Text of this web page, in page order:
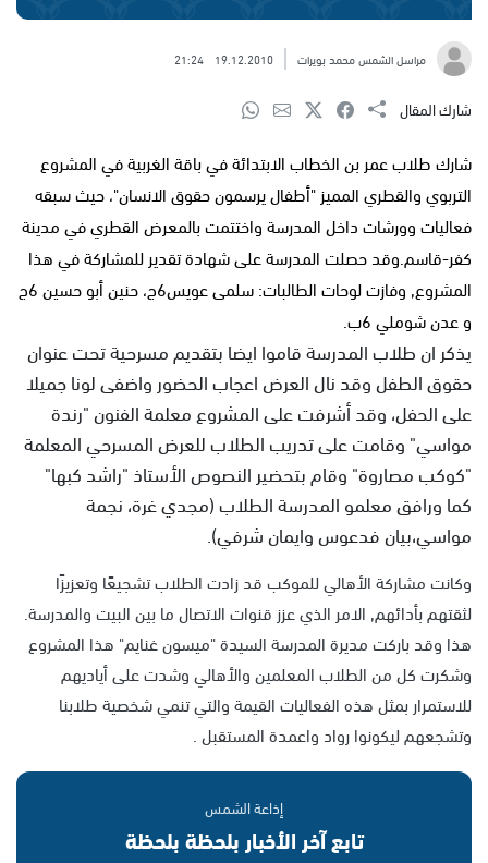
مراسل الشمس محمد بويرات 19.12.2010
21:24
شارك المقال
شارك طلاب عمر بن الخطاب الابتدائة في باقة الغربية في المشروع
التربوي والقطري المميز "أطفال يرسمون حقوق الانسان"، حيث سبقه
فعاليات وورشات داخل المدرسة واختتمت بالمعرض القطري في مدينة
كفر-قاسم.وقد حصلت المدرسة على شهادة تقدير للمشاركة في هذا
المشروع, وفازت لوحات الطالبات: سلمى عويس6ج، حنين أبو حسين 6ج
و عدن شوملي 6ب.
يذكر ان طلاب المدرسة قاموا ايضا بتقديم مسرحية تحت عنوان
حقوق الطفل وقد نال العرض اعجاب الحضور واضفى لونا جميلا
على الحفل، وقد أشرفت على المشروع معلمة الفنون "رندة
مواسي" وقامت على تدريب الطلاب للعرض المسرحي المعلمة
"كوكب مصاروة" وقام بتحضير النصوص الأستاذ "راشد كبها"
كما ورافق معلمو المدرسة الطلاب (مجدي غرة، نجمة
مواسي،بيان فدعوس وايمان شرفي).
وكانت مشاركة الأهالي للموكب قد زادت الطلاب تشجيعًا وتعزيزًا
لثقتهم بأدائهم, الامر الذي عزز قنوات الاتصال ما بين البيت والمدرسة.
هذا وقد باركت مديرة المدرسة السيدة "ميسون غنايم" هذا المشروع
وشكرت كل من الطلاب المعلمين والأهالي وشدت على أياديهم
للاستمرار بمثل هذه الفعاليات القيمة والتي تنمي شخصية طلابنا
وتشجعهم ليكونوا رواد واعمدة المستقبل .
إذاعة الشمس
تابع آخر الأخبار بلحظة بلحظة